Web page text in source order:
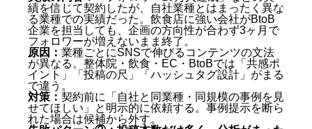
績を信じて契約したが、自社業種とはまったく異な
る業種での実績だった。飲食店に強い会社がBtoB
企業を担当しても、企画の方向性が合わず3ヶ月で
フォロワーが増えないまま終了。
原因： 業種ごとにSNSで伸びるコンテンツの文法
が異なる。整体院・飲食・EC・BtoBでは「共感ポ
イント」「投稿の尺」「ハッシュタグ設計」がまる
で違う。
対策： 契約前に「自社と同業種・同規模の事例を見
せてほしい」と明示的に依頼する。事例提示を断ら
れた場合は候補から外す。
らいかかりますか？
Q. SNS会社が向いていないのはどんな事業者です
か？
Q. TikTokとInstagramのどちらに力を入れるべきで
すか？
Q. 福岡のSNS会社へ依頼するときに用意すべきも
のは何ですか？
Q. 複数のSNS会社から見積もりを取る際のポイン
トは何ですか？